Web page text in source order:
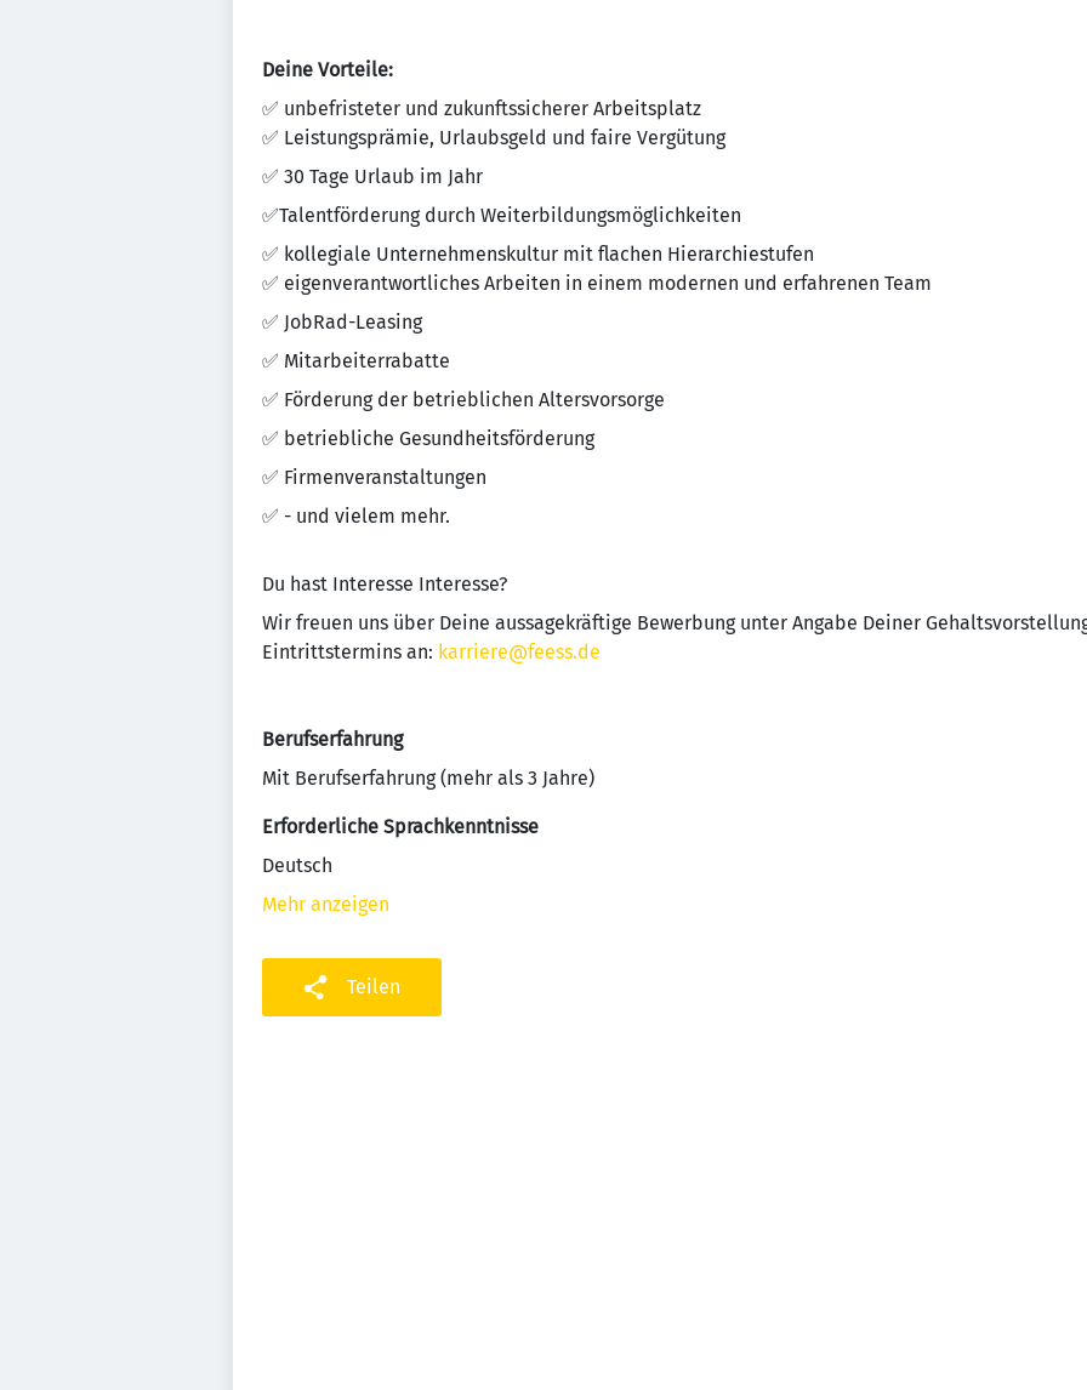
Deine Vorteile:
✅ unbefristeter und zukunftssicherer Arbeitsplatz
✅ Leistungsprämie, Urlaubsgeld und faire Vergütung
✅ 30 Tage Urlaub im Jahr
✅Talentförderung durch Weiterbildungsmöglichkeiten
✅ kollegiale Unternehmenskultur mit flachen Hierarchiestufen
✅ eigenverantwortliches Arbeiten in einem modernen und erfahrenen Team
✅ JobRad-Leasing
✅ Mitarbeiterrabatte
✅ Förderung der betrieblichen Altersvorsorge
✅ betriebliche Gesundheitsförderung
✅ Firmenveranstaltungen
✅ - und vielem mehr.
Du hast Interesse Interesse?
Wir freuen uns über Deine aussagekräftige Bewerbung unter Angabe Deiner
Eintrittstermins an: karriere@feess.de
Berufserfahrung
Mit Berufserfahrung (mehr als 3 Jahre)
Erforderliche Sprachkenntnisse
Deutsch
Mehr anzeigen
Teilen